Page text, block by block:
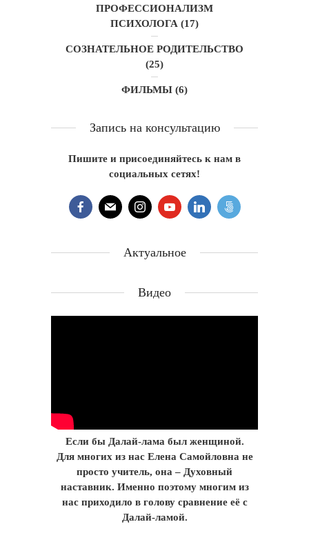
ПРОФЕССИОНАЛИЗМ
ПСИХОЛОГА (17)
СОЗНАТЕЛЬНОЕ РОДИТЕЛЬСТВО
(25)
ФИЛЬМЫ (6)
Запись на консультацию
Пишите и присоединяйтесь к нам в
социальных сетях!
Актуальное
Видео
Если бы Далай-лама был женщиной.
Для многих из нас Елена Самойловна не
просто учитель, она – Духовный
наставник. Именно поэтому многим из
нас приходило в голову сравнение её с
Далай-ламой.